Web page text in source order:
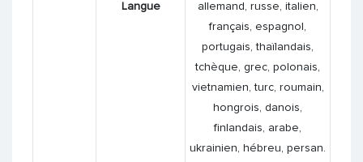
Langue
allemand, russe, italien,
français, espagnol,
portugais, thaïlandais,
tchèque, grec, polonais,
vietnamien, turc, roumain,
hongrois, danois,
finlandais, arabe,
ukrainien, hébreu, persan.